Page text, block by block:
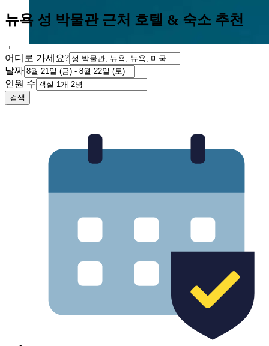
뉴욕 성 박물관 근처 호텔 & 숙소 추천
어디로 가세요?
날짜
인원 수
검색